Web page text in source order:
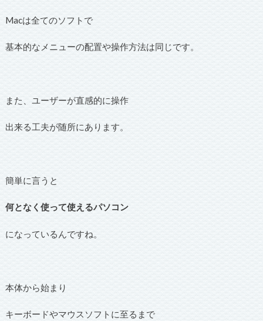
Macは全てのソフトで
基本的なメニューの配置や操作方法は同じです。
また、ユーザーが直感的に操作
出来る工夫が随所にあります。
簡単に言うと
何となく使って使えるパソコン
になっているんですね。
本体から始まり
キーボードやマウスソフトに至るまで